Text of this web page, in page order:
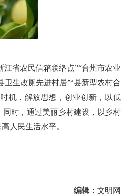
省农民信箱联络点”“台州市农业
卫生改厕先进村居”“县新型农村合
机，解放思想，创业创新，以低
时，通过美丽乡村建设，以乡村
人民生活水平。
编辑： 文明网